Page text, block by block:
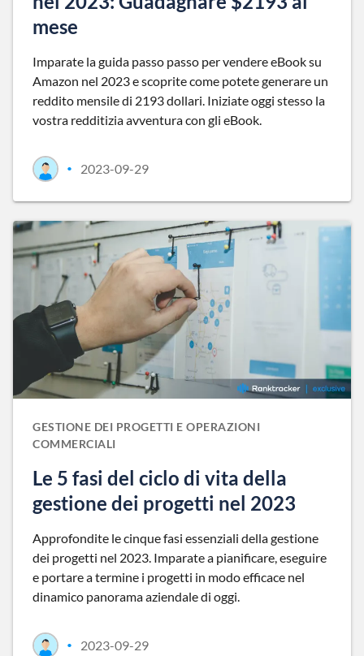
mese
Imparate la guida passo passo per vendere eBook su
Amazon nel 2023 e scoprite come potete generare un
reddito mensile di 2193 dollari. Iniziate oggi stesso la
vostra redditizia avventura con gli eBook.
• 2023-09-29
GESTIONE DEI PROGETTI E OPERAZIONI
COMMERCIALI
Le 5 fasi del ciclo di vita della
gestione dei progetti nel 2023
Approfondite le cinque fasi essenziali della gestione
dei progetti nel 2023. Imparate a pianificare, eseguire
e portare a termine i progetti in modo efficace nel
dinamico panorama aziendale di oggi.
• 2023-09-29